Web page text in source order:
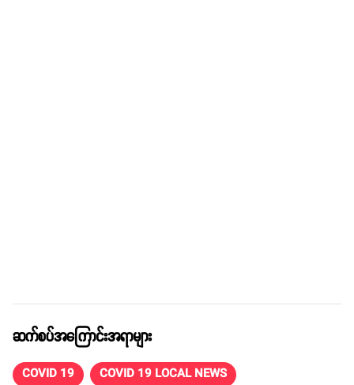
ဆက်စပ်အကြောင်းအရာများ
COVID 19 COVID 19 LOCAL NEWS